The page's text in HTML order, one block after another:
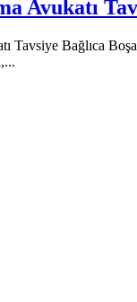
Avukatı
Tavsiye Bağlıca